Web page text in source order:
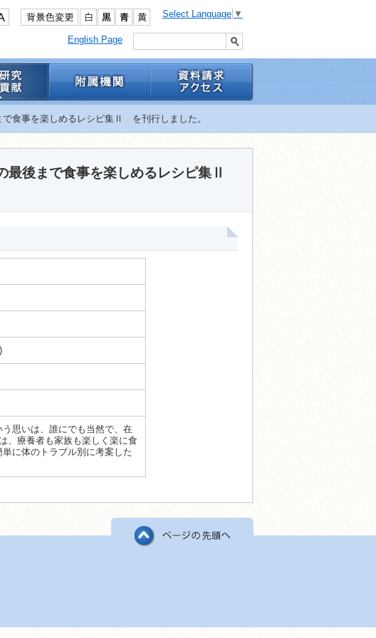
Select Language ▼
English Page
事を楽しめるレシピ集Ⅱ を刊行しました。
後まで食事を楽しめるレシピ集Ⅱ
う思いは、誰にでも当然で、在
、療養者も家族も楽しく楽に食
に体のトラブル別に考案した